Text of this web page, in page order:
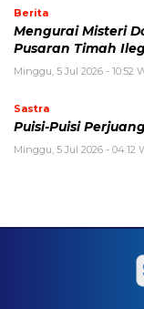
Berita
Mengurai Misteri
Pusaran Timah
Minggu, 5 Jul 2026 - 10:52
Sastra
Puisi-Puisi
Minggu, 5 Jul 2026 - 04:12